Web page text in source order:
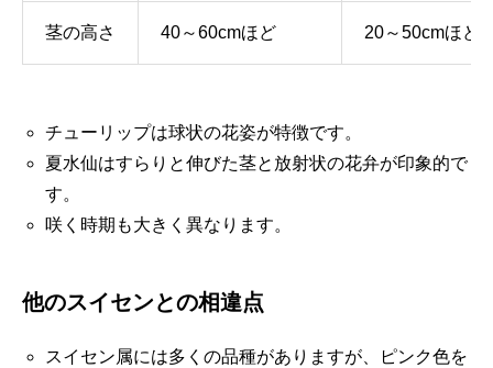
茎の高さ 40～60cmほど 20～50cmほど
チューリップは球状の花姿が特徴です。
夏水仙はすらりと伸びた茎と放射状の花弁が印象的で
す。
咲く時期も大きく異なります。
他のスイセンとの相違点
スイセン属には多くの品種がありますが、ピンク色を